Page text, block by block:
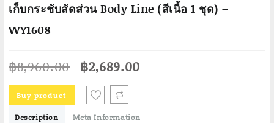
เก็บกระชับสัดส่วน Body Line (สีเนื้อ 1 ชุด) –
WY1608
฿8,960.00 Original
price
was:
฿8,960.00.
฿2,689.00
Buy product
Description Meta Information